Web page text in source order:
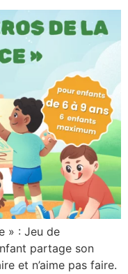
» : Jeu de
partage son
et n’aime pas faire.